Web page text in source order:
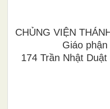
CHỦNG VIỆN
Giáo phận
174 Trần Nhật